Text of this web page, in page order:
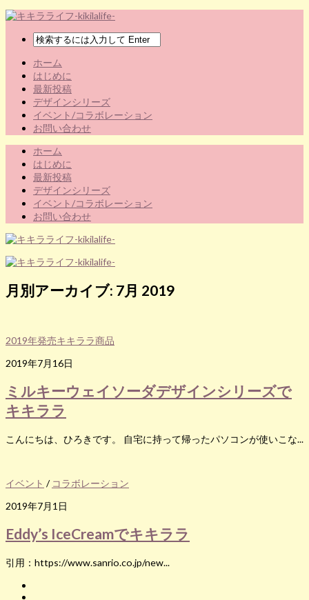
ホーム
はじめに
最新投稿
デザインシリーズ
イベント/コラボレーション
お問い合わせ
ホーム
はじめに
最新投稿
デザインシリーズ
イベント/コラボレーション
お問い合わせ
月別アーカイブ: 7月 2019
2019年発売キキララ商品
2019年7月16日
ミルキーウェイソーダデザインシリーズで
キキララ
こんにちは、ひろきです。 自宅に持って帰ったパソコンが使いこな...
イベント / コラボレーション
2019年7月1日
Eddy’s IceCreamでキキララ
引用：https://www.sanrio.co.jp/new...